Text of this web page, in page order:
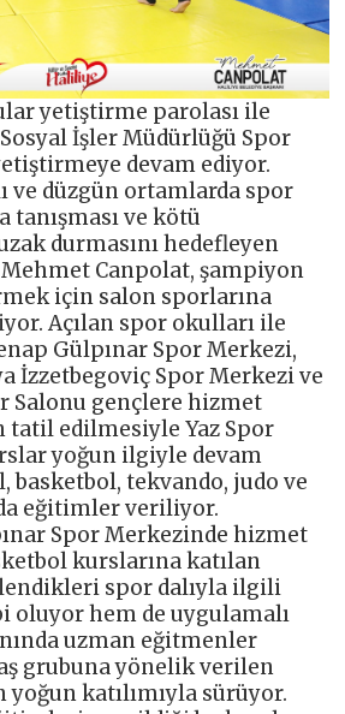
yetiştirme parolası ile
İşler Müdürlüğü Spor
devam ediyor.
ve düzgün ortamlarda spor
tanışması ve kötü
durmasını hedefleyen
Mehmet Canpolat, şampiyon
için salon sporlarına
Açılan spor okulları ile
Gülpınar Spor Merkezi,
İzzetbegoviç Spor Merkezi ve
Salonu gençlere hizmet
tatil edilmesiyle Yaz Spor
yoğun ilgiyle devam
basketbol, tekvando, judo ve
eğitimler veriliyor.
Spor Merkezinde hizmet
kurslarına katılan
spor dalıyla ilgili
oluyor hem de uygulamalı
uzman eğitmenler
grubuna yönelik verilen
katılımıyla sürüyor.